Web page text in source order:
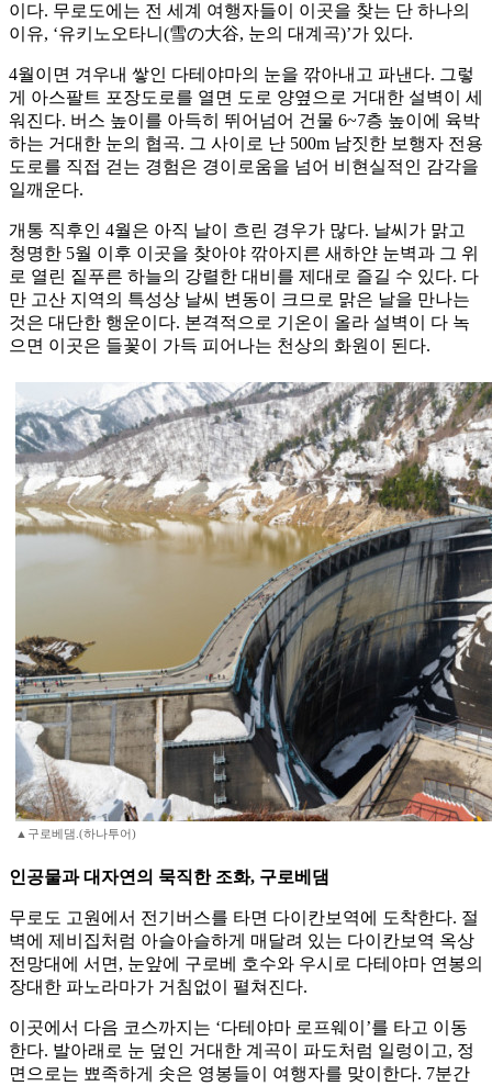
이다. 무로도에는 전 세계 여행자들이 이곳을 찾는 단 하나의
이유, ‘유키노오타니(雪の大谷, 눈의 대계곡)’가 있다.
4월이면 겨우내 쌓인 다테야마의 눈을 깎아내고 파낸다. 그렇
게 아스팔트 포장도로를 열면 도로 양옆으로 거대한 설벽이 세
워진다. 버스 높이를 아득히 뛰어넘어 건물 6~7층 높이에 육박
하는 거대한 눈의 협곡. 그 사이로 난 500m 남짓한 보행자 전용
도로를 직접 걷는 경험은 경이로움을 넘어 비현실적인 감각을
일깨운다.
개통 직후인 4월은 아직 날이 흐린 경우가 많다. 날씨가 맑고
청명한 5월 이후 이곳을 찾아야 깎아지른 새하얀 눈벽과 그 위
로 열린 짙푸른 하늘의 강렬한 대비를 제대로 즐길 수 있다. 다
만 고산 지역의 특성상 날씨 변동이 크므로 맑은 날을 만나는
것은 대단한 행운이다. 본격적으로 기온이 올라 설벽이 다 녹
으면 이곳은 들꽃이 가득 피어나는 천상의 화원이 된다.
▲구로베댐.(하나투어)
인공물과 대자연의 묵직한 조화, 구로베댐
무로도 고원에서 전기버스를 타면 다이칸보역에 도착한다. 절
벽에 제비집처럼 아슬아슬하게 매달려 있는 다이칸보역 옥상
전망대에 서면, 눈앞에 구로베 호수와 우시로 다테야마 연봉의
장대한 파노라마가 거침없이 펼쳐진다.
이곳에서 다음 코스까지는 ‘다테야마 로프웨이’를 타고 이동
한다. 발아래로 눈 덮인 거대한 계곡이 파도처럼 일렁이고, 정
면으로는 뾰족하게 솟은 영봉들이 여행자를 맞이한다. 7분간